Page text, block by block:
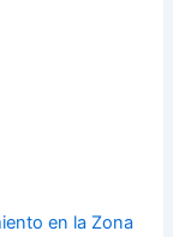
en la Zona